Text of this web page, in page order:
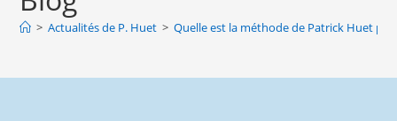
> Actualités de P. Huet > Quelle est la méthode de Patrick Huet